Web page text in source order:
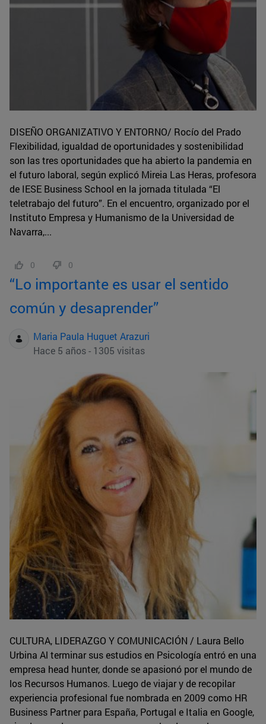
DISEÑO ORGANIZATIVO Y ENTORNO/ Rocío del Prado
Flexibilidad, igualdad de oportunidades y sostenibilidad
son las tres oportunidades que ha abierto la pandemia en
el futuro laboral, según explicó Mireia Las Heras, profesora
de IESE Business School en la jornada titulada “El
teletrabajo del futuro”. En el encuentro, organizado por el
Instituto Empresa y Humanismo de la Universidad de
Navarra,...
0 0
“Lo importante es usar el sentido
común y desaprender”
Maria Paula Huguet Arazuri
Hace 5 años - 1305 visitas
CULTURA, LIDERAZGO Y COMUNICACIÓN / Laura Bello
Urbina Al terminar sus estudios en Psicología entró en una
empresa head hunter, donde se apasionó por el mundo de
los Recursos Humanos. Luego de viajar y de recopilar
experiencia profesional fue nombrada en 2009 como HR
Business Partner para España, Portugal e Italia en Google,